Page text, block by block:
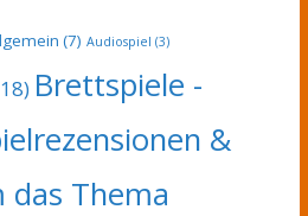
(7) Audiospiel (3)
Brettspiele -
&
das Thema